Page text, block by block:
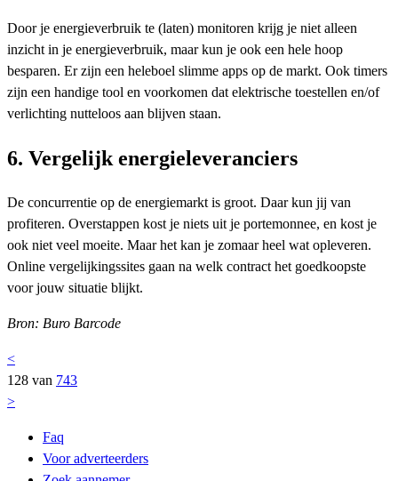
Door je energieverbruik te (laten) monitoren krijg je niet alleen
inzicht in je energieverbruik, maar kun je ook een hele hoop
besparen. Er zijn een heleboel slimme apps op de markt. Ook timers
zijn een handige tool en voorkomen dat elektrische toestellen en/of
verlichting nutteloos aan blijven staan.
6. Vergelijk energieleveranciers
De concurrentie op de energiemarkt is groot. Daar kun jij van
profiteren. Overstappen kost je niets uit je portemonnee, en kost je
ook niet veel moeite. Maar het kan je zomaar heel wat opleveren.
Online vergelijkingssites gaan na welk contract het goedkoopste
voor jouw situatie blijkt.
Bron: Buro Barcode
<
128 van 743
>
Faq
Voor adverteerders